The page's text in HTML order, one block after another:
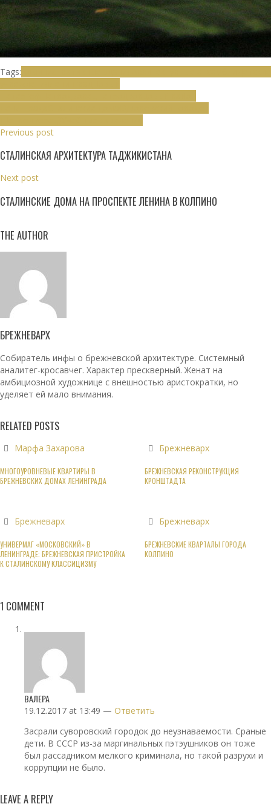
Tags:
Previous post
СТАЛИНСКАЯ АРХИТЕКТУРА ТАДЖИКИСТАНА
Next post
СТАЛИНСКИЕ ДОМА НА ПРОСПЕКТЕ ЛЕНИНА В КОЛПИНО
THE AUTHOR
БРЕЖНЕВАРХ
Собиратель инфы о брежневской архитектуре. Системный
аналитег-кросавчег. Характер прескверный. Женат на
амбициозной художнице с внешностью аристократки, но
уделяет ей мало внимания.
RELATED POSTS
Марфа Захарова
МНОГОУРОВНЕВЫЕ КВАРТИРЫ В
БРЕЖНЕВСКИХ ДОМАХ ЛЕНИНГРАДА
Брежневарх
БРЕЖНЕВСКАЯ РЕКОНСТРУКЦИЯ
КРОНШТАДТА
Брежневарх
УНИВЕРМАГ «МОСКОВСКИЙ» В
ЛЕНИНГРАДЕ: БРЕЖНЕВСКАЯ ПРИСТРОЙКА
К СТАЛИНСКОМУ КЛАССИЦИЗМУ
Брежневарх
БРЕЖНЕВСКИЕ КВАРТАЛЫ ГОРОДА
КОЛПИНО
1 COMMENT
ВАЛЕРА
19.12.2017 at 13:49 — Ответить
Засрали суворовский городок до неузнаваемости. Сраные
дети. В СССР из-за маргинальных пэтэушников он тоже
был рассадником мелкого криминала, но такой разрухи и
коррупции не было.
LEAVE A REPLY